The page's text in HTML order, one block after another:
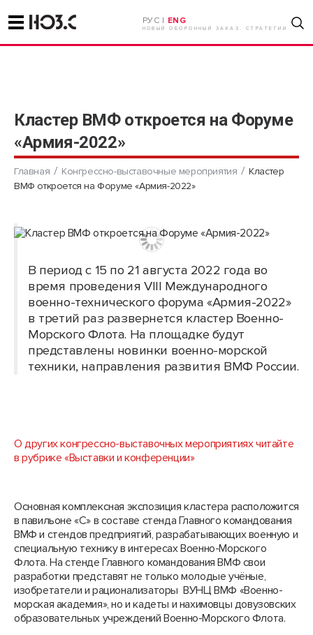
РУС | ENG
НОВЫЙ ОБОРОННЫЙ ЗАКАЗ. СТРАТЕГИИ
Кластер ВМФ откроется на Форуме
«Армия-2022»
Главная Конгрессно-выставочные мероприятия
Кластер
ВМФ откроется на Форуме «Армия-2022»
В период с 15 по 21 августа 2022 года во
время проведения VIII Международного
военно-технического форума «Армия-2022»
в третий раз развернется кластер Военно-
Морского Флота. На площадке будут
представлены новинки военно-морской
техники, направления развития ВМФ России.
О других конгрессно-выставочных мероприятиях читайте
в рубрике «Выставки и конференции»
Основная комплексная экспозиция кластера расположится
в павильоне «С» в составе стенда Главного командования
ВМФ и стендов предприятий, разрабатывающих военную и
специальную технику в интересах Военно-Морского
Флота. На стенде Главного командования ВМФ свои
разработки представят не только молодые учёные,
изобретатели и рационализаторы ВУНЦ ВМФ «Военно-
морская академия», но и кадеты и нахимовцы довузовских
образовательных учреждений Военно-Морского Флота.